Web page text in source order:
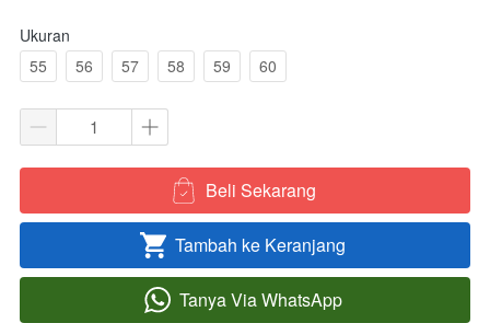
Ukuran
55
56 57 58 59 60
` Beli Sekarang
` Tambah ke Keranjang
` Tanya Via WhatsApp